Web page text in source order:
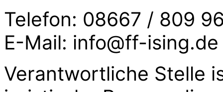
Telefon: 08667 / 809
E-Mail: info@ff-ising.de
Verantwortliche Stelle